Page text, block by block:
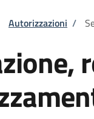
pane
Autorizzazioni /